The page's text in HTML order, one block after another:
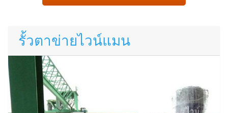
รั้วตาข่ายไวน์แมน